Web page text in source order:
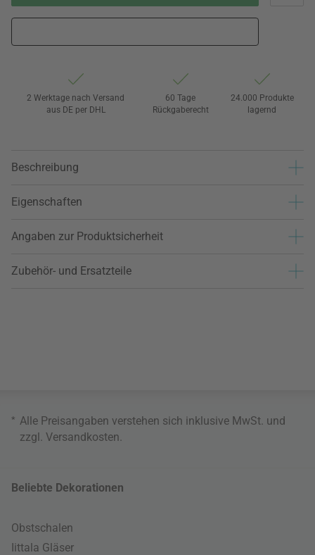
2 Werktage nach Versand
aus DE per DHL
60 Tage
Rückgaberecht
24.000 Produkte
lagernd
Beschreibung
Eigenschaften
Angaben zur Produktsicherheit
Zubehör- und Ersatzteile
* Alle Preisangaben verstehen sich inklusive MwSt. und
zzgl. Versandkosten
Beliebte Dekorationen
Obstschalen
Iittala Gläser